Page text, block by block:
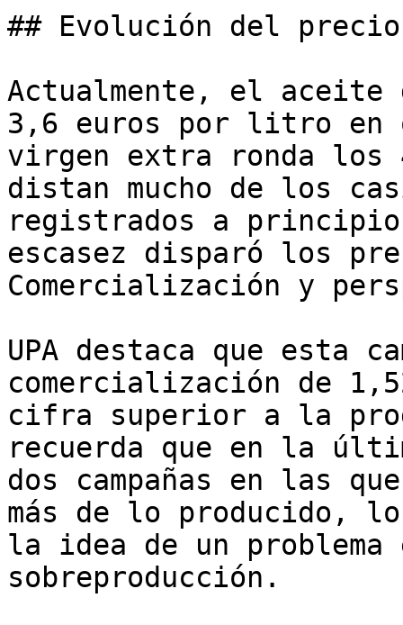
## Evolución del precio
Actualmente, el aceite
3,6 euros por litro en
virgen extra ronda
distan mucho de los
registrados a
escasez disparó los
Comercialización y
UPA destaca que esta
comercialización de
cifra superior a la
recuerda que en la
dos campañas en las
más de lo producido,
la idea de un
sobreproducción.